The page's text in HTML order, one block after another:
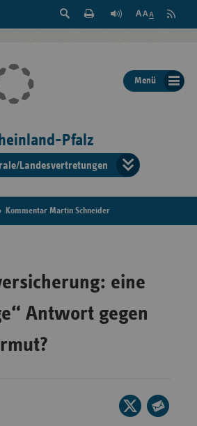
Suche
der
Seite
Feed
Menü
Pfalz
Landesvertretungen
der
Kommentar Martin Schneider
eine
Antwort gegen
Seite
auf